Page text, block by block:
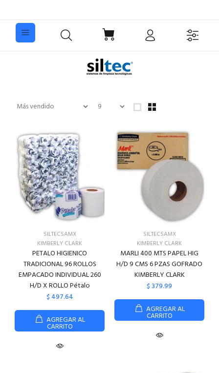
SILTECSAMX
KIMBERLY CLARK
PETALO HIGIENICO
TRADICIONAL 96 ROLLOS
EMPACADO INDIVIDUAL 260
H/D X ROLLO Pétalo
$ 497.64
AGREGAR AL
CARRITO
SILTECSAMX
KIMBERLY CLARK
MARLI 400 MTS PAPEL HIG
H/D 9 CMS 6 PZAS GOFRADO
KIMBERLY CLARK
$ 379.99
AGREGAR AL
CARRITO